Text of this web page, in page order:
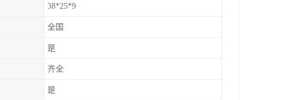
38*25*9
全国
是
齐全
是